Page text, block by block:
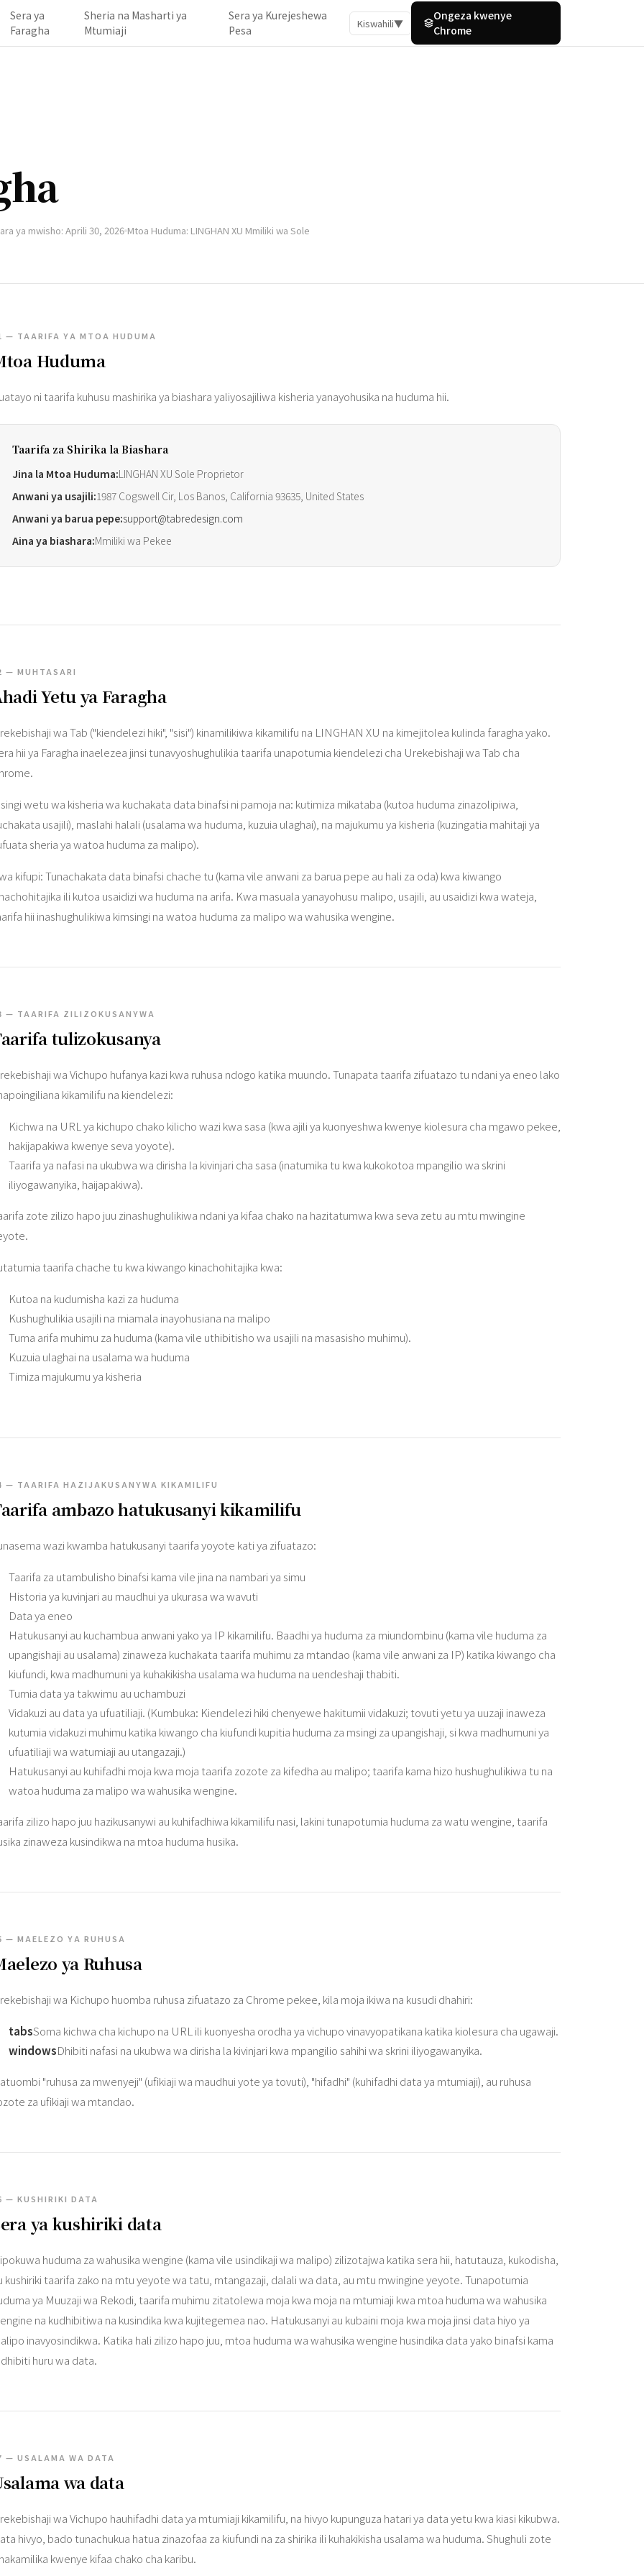
Sera ya
Faragha
Sheria na Masharti ya
Mtumiaji
Sera ya Kurejeshewa
Pesa
Kiswahili▼
Ongeza kwenye
Chrome
ya mwisho: Aprili 30, 2026 Mtoa Huduma: LINGHAN XU Mmiliki wa Sole
— TAARIFA YA MTOA HUDUMA
Huduma
ni taarifa kuhusu mashirika ya biashara yaliyosajiliwa kisheria yanayohusika na huduma hii.
Taarifa za Shirika la Biashara
Jina la Mtoa Huduma:LINGHAN XU Sole Proprietor
Anwani ya usajili:1987 Cogswell Cir, Los Banos, California 93635, United States
Anwani ya barua pepe:support@tabredesign.com
Aina ya biashara:Mmiliki wa Pekee
— MUHTASARI
Yetu ya Faragha
wa Tab ("kiendelezi hiki", "sisi") kinamilikiwa kikamilifu na LINGHAN XU na kimejitolea kulinda faragha yako.
hii ya Faragha inaelezea jinsi tunavyoshughulikia taarifa unapotumia kiendelezi cha Urekebishaji wa Tab cha
wetu wa kisheria wa kuchakata data binafsi ni pamoja na: kutimiza mikataba (kutoa huduma zinazolipiwa,
usajili), maslahi halali (usalama wa huduma, kuzuia ulaghai), na majukumu ya kisheria (kuzingatia mahitaji ya
sheria ya watoa huduma za malipo).
kifupi: Tunachakata data binafsi chache tu (kama vile anwani za barua pepe au hali za oda) kwa kiwango
ili kutoa usaidizi wa huduma na arifa. Kwa masuala yanayohusu malipo, usajili, au usaidizi kwa wateja,
hii inashughulikiwa kimsingi na watoa huduma za malipo wa wahusika wengine.
— TAARIFA ZILIZOKUSANYWA
tulizokusanya
wa Vichupo hufanya kazi kwa ruhusa ndogo katika muundo. Tunapata taarifa zifuatazo tu ndani ya eneo lako
kikamilifu na kiendelezi:
Kichwa na URL ya kichupo chako kilicho wazi kwa sasa (kwa ajili ya kuonyeshwa kwenye kiolesura cha mgawo pekee,
hakijapakiwa kwenye seva yoyote).
Taarifa ya nafasi na ukubwa wa dirisha la kivinjari cha sasa (inatumika tu kwa kukokotoa mpangilio wa skrini
iliyogawanyika, haijapakiwa).
zote zilizo hapo juu zinashughulikiwa ndani ya kifaa chako na hazitatumwa kwa seva zetu au mtu mwingine
taarifa chache tu kwa kiwango kinachohitajika kwa:
Kutoa na kudumisha kazi za huduma
Kushughulikia usajili na miamala inayohusiana na malipo
Tuma arifa muhimu za huduma (kama vile uthibitisho wa usajili na masasisho muhimu).
Kuzuia ulaghai na usalama wa huduma
Timiza majukumu ya kisheria
— TAARIFA HAZIJAKUSANYWA KIKAMILIFU
ambazo hatukusanyi kikamilifu
wazi kwamba hatukusanyi taarifa yoyote kati ya zifuatazo:
Taarifa za utambulisho binafsi kama vile jina na nambari ya simu
Historia ya kuvinjari au maudhui ya ukurasa wa wavuti
Data ya eneo
Hatukusanyi au kuchambua anwani yako ya IP kikamilifu. Baadhi ya huduma za miundombinu (kama vile huduma za
upangishaji au usalama) zinaweza kuchakata taarifa muhimu za mtandao (kama vile anwani za IP) katika kiwango cha
kiufundi, kwa madhumuni ya kuhakikisha usalama wa huduma na uendeshaji thabiti.
Tumia data ya takwimu au uchambuzi
Vidakuzi au data ya ufuatiliaji. (Kumbuka: Kiendelezi hiki chenyewe hakitumii vidakuzi; tovuti yetu ya uuzaji inaweza
kutumia vidakuzi muhimu katika kiwango cha kiufundi kupitia huduma za msingi za upangishaji, si kwa madhumuni ya
ufuatiliaji wa watumiaji au utangazaji.)
Hatukusanyi au kuhifadhi moja kwa moja taarifa zozote za kifedha au malipo; taarifa kama hizo hushughulikiwa tu na
watoa huduma za malipo wa wahusika wengine.
zilizo hapo juu hazikusanywi au kuhifadhiwa kikamilifu nasi, lakini tunapotumia huduma za watu wengine, taarifa
zinaweza kusindikwa na mtoa huduma husika.
— MAELEZO YA RUHUSA
ya Ruhusa
wa Kichupo huomba ruhusa zifuatazo za Chrome pekee, kila moja ikiwa na kusudi dhahiri:
tabsSoma kichwa cha kichupo na URL ili kuonyesha orodha ya vichupo vinavyopatikana katika kiolesura cha ugawaji.
windowsDhibiti nafasi na ukubwa wa dirisha la kivinjari kwa mpangilio sahihi wa skrini iliyogawanyika.
"ruhusa za mwenyeji" (ufikiaji wa maudhui yote ya tovuti), "hifadhi" (kuhifadhi data ya mtumiaji), au ruhusa
za ufikiaji wa mtandao.
— KUSHIRIKI DATA
ya kushiriki data
huduma za wahusika wengine (kama vile usindikaji wa malipo) zilizotajwa katika sera hii, hatutauza, kukodisha,
kushiriki taarifa zako na mtu yeyote wa tatu, mtangazaji, dalali wa data, au mtu mwingine yeyote. Tunapotumia
ya Muuzaji wa Rekodi, taarifa muhimu zitatolewa moja kwa moja na mtumiaji kwa mtoa huduma wa wahusika
na kudhibitiwa na kusindika kwa kujitegemea nao. Hatukusanyi au kubaini moja kwa moja jinsi data hiyo ya
inavyosindikwa. Katika hali zilizo hapo juu, mtoa huduma wa wahusika wengine husindika data yako binafsi kama
huru wa data.
— USALAMA WA DATA
wa data
wa Vichupo hauhifadhi data ya mtumiaji kikamilifu, na hivyo kupunguza hatari ya data yetu kwa kiasi kikubwa.
hivyo, bado tunachukua hatua zinazofaa za kiufundi na za shirika ili kuhakikisha usalama wa huduma. Shughuli zote
kwenye kifaa chako cha karibu.